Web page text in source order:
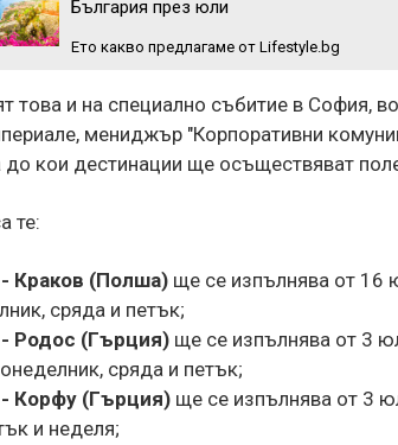
България през юли
Ето какво предлагаме от Lifestyle.bg
това и на специално събитие в София,
мениджър "Корпоративни
до кои дестинации ще осъществяват
те:
Краков (Полша) ще се изпълнява от 16
сряда и петък;
Родос (Гърция) ще се изпълнява от 3
сряда и петък;
Корфу (Гърция) ще се изпълнява от 3
и неделя;